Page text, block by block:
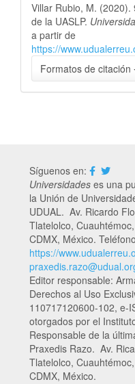
Villar Rubio, M.
de la UASLP.
a partir de
https://
Formatos de citación
Síguenos en:
Universidades es una
la Unión de
UDUAL. Av. Ricardo
Tlatelolco,
CDMX, México.
https://
Editor responsable:
Derechos al Uso
110717120600-102, e-
otorgados por el
Responsable de la
Praxedis Razo. Av.
Tlatelolco,
CDMX, México.